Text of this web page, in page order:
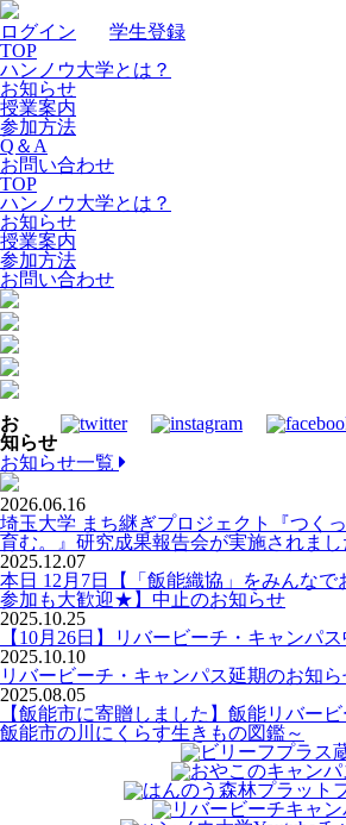
ログイン
学生登録
TOP
ハンノウ大学とは？
お知らせ
授業案内
参加方法
Q＆A
お問い合わせ
TOP
ハンノウ大学とは？
お知らせ
授業案内
参加方法
お問い合わせ
お
知らせ
お知らせ一覧
2026.06.16
埼玉大学 まち継ぎプロジェクト『つく
育む。』研究成果報告会が実施されまし
2025.12.07
本日 12月7日【「飯能織協」をみんな
参加も大歓迎★】中止のお知らせ
2025.10.25
【10月26日】リバービーチ・キャンパ
2025.10.10
リバービーチ・キャンパス延期のお知ら
2025.08.05
【飯能市に寄贈しました】飯能リバー
飯能市の川にくらす生きもの図鑑～